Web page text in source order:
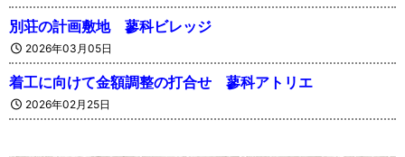
別荘の計画敷地 蓼科ビレッジ
2026年03月05日
着工に向けて金額調整の打合せ 蓼科アトリエ
2026年02月25日